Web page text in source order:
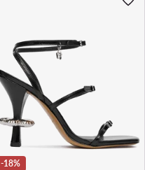
-18%